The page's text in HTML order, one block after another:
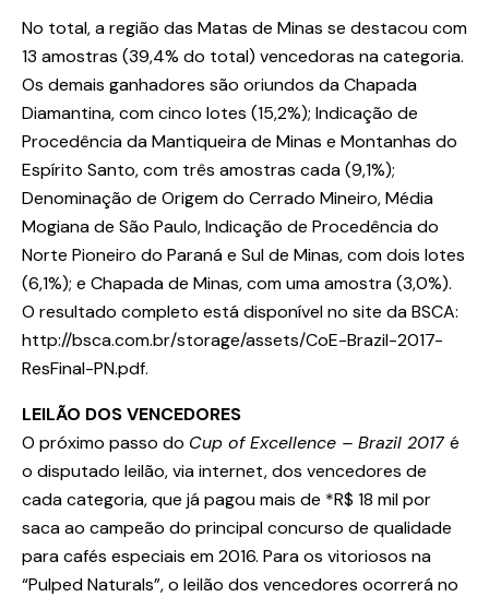
No total, a região das Matas de Minas se destacou com
13 amostras (39,4% do total) vencedoras na categoria.
Os demais ganhadores são oriundos da Chapada
Diamantina, com cinco lotes (15,2%); Indicação de
Procedência da Mantiqueira de Minas e Montanhas do
Espírito Santo, com três amostras cada (9,1%);
Denominação de Origem do Cerrado Mineiro, Média
Mogiana de São Paulo, Indicação de Procedência do
Norte Pioneiro do Paraná e Sul de Minas, com dois lotes
(6,1%); e Chapada de Minas, com uma amostra (3,0%).
O resultado completo está disponível no site da BSCA:
http://bsca.com.br/storage/assets/CoE-Brazil-2017-
ResFinal-PN.pdf.
LEILÃO DOS VENCEDORES
O próximo passo do Cup of Excellence – Brazil 2017é
o disputado leilão, via internet, dos vencedores de
cada categoria, que já pagou mais de *R$ 18 mil por
saca ao campeão do principal concurso de qualidade
para cafés especiais em 2016. Para os vitoriosos na
“Pulped Naturals”, o leilão dos vencedores ocorrerá no